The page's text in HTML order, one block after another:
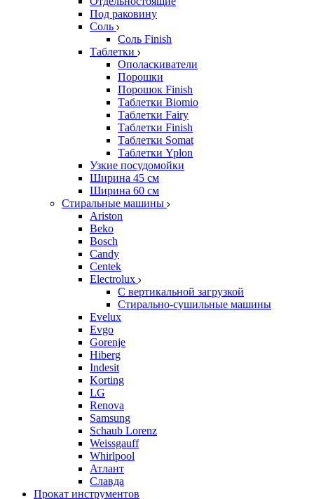
Под раковину
Соль
Соль Finish
Таблетки
Ополаскиватели
Порошки
Порошок Finish
Таблетки Biomio
Таблетки Fairy
Таблетки Finish
Таблетки Somat
Таблетки Yplon
Узкие посудомойки
Ширина 45 см
Ширина 60 см
Стиральные машины
Ariston
Beko
Bosch
Candy
Centek
Electrolux
С вертикальной загрузкой
Стирально-сушильные машины
Evelux
Evgo
Gorenje
Hiberg
Indesit
Korting
LG
Renova
Samsung
Schaub Lorenz
Weissgauff
Whirlpool
Атлант
Славда
Прокат инструментов